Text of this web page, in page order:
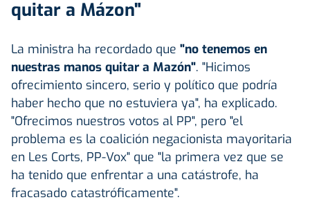
quitar a Mázon"
La ministra ha recordado que "no tenemos en
nuestras manos quitar a Mazón". "Hicimos
ofrecimiento sincero, serio y político que podría
haber hecho que no estuviera ya", ha explicado.
"Ofrecimos nuestros votos al PP", pero "el
problema es la coalición negacionista mayoritaria
en Les Corts, PP-Vox" que "la primera vez que se
ha tenido que enfrentar a una catástrofe, ha
fracasado catastróficamente".